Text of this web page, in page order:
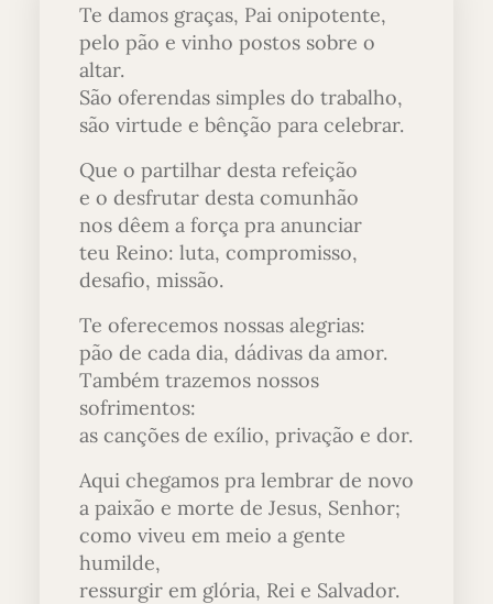
Te damos graças, Pai onipotente,
pelo pão e vinho postos sobre o
altar.
São oferendas simples do trabalho,
são virtude e bênção para celebrar.
Que o partilhar desta refeição
e o desfrutar desta comunhão
nos dêem a força pra anunciar
teu Reino: luta, compromisso,
desafio, missão.
Te oferecemos nossas alegrias:
pão de cada dia, dádivas da amor.
Também trazemos nossos
sofrimentos:
as canções de exílio, privação e dor.
Aqui chegamos pra lembrar de novo
a paixão e morte de Jesus, Senhor;
como viveu em meio a gente
humilde,
ressurgir em glória, Rei e Salvador.